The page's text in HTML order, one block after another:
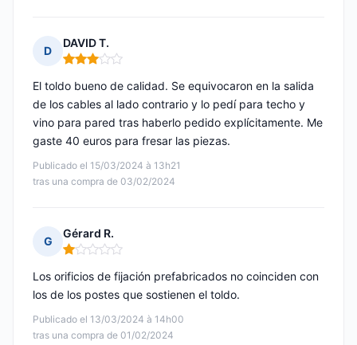
D
DAVID T.
Nota: 3 de 5
Publicado el 15/03/2024 à 13h21
tras una compra de 03/02/2024
El toldo bueno de calidad. Se equivocaron en la salida
de los cables al lado contrario y lo pedí para techo y
vino para pared tras haberlo pedido explícitamente. Me
gaste 40 euros para fresar las piezas.
G
Gérard R.
Nota: 1 de 5
Publicado el 13/03/2024 à 14h00
tras una compra de 01/02/2024
Los orificios de fijación prefabricados no coinciden con
los de los postes que sostienen el toldo.